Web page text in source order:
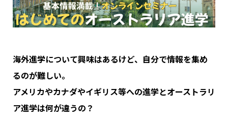
海外進学について興味はあるけど、自分で情報を集め
るのが難しい。
アメリカやカナダやイギリス等への進学とオーストラリ
ア進学は何が違うの？